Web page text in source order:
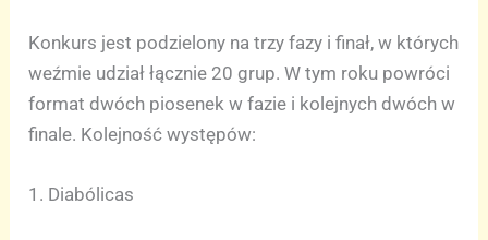
Konkurs jest podzielony na trzy fazy i finał, w których
weźmie udział łącznie 20 grup. W tym roku powróci
format dwóch piosenek w fazie i kolejnych dwóch w
finale. Kolejność występów:
1. Diabólicas